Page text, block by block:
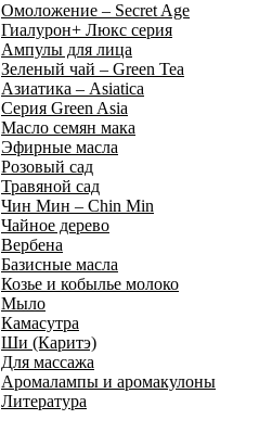
Омоложение – Secret Age
Гиалурон+ Люкс серия
Ампулы для лица
Зеленый чай – Green Tea
Азиатика – Asiatica
Серия Green Asia
Масло семян мака
Эфирные масла
Розовый сад
Травяной сад
Чин Мин – Chin Min
Чайное дерево
Вербена
Базисные масла
Козье и кобылье молоко
Мыло
Камасутра
Ши (Каритэ)
Для массажа
Аромалампы и аромакулоны
Литература